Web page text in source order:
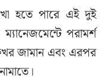
হতে পারে এই দুই
পরামর্শ
জামান এবং এরপর